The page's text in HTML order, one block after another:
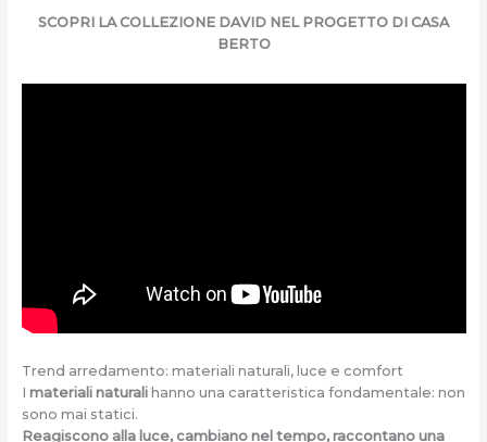
SCOPRI LA COLLEZIONE DAVID NEL PROGETTO DI CASA
BERTO
Trend arredamento: materiali naturali, luce e comfort
I materiali naturali hanno una caratteristica fondamentale: non
sono mai statici.
Reagiscono alla luce, cambiano nel tempo, raccontano una